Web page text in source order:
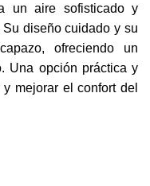
un aire sofisticado y
diseño cuidado y su
ofreciendo un
Una opción práctica y
mejorar el confort del